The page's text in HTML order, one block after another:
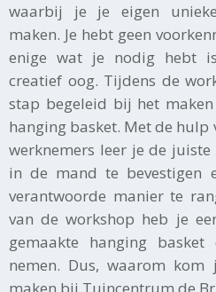
waarbij je je eigen
maken. Je hebt geen
enige wat je nodig hebt
creatief oog. Tijdens de
stap begeleid bij het maken
hanging basket. Met de hulp
werknemers leer je de juiste
in de mand te bevestigen
verantwoorde manier te
van de workshop heb je
gemaakte hanging
nemen. Dus, waarom kom